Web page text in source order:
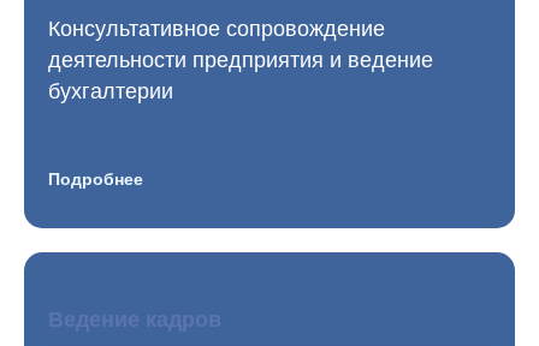
Консультативное сопровождение
деятельности предприятия и ведение
бухгалтерии
Подробнее
Ведение кадров